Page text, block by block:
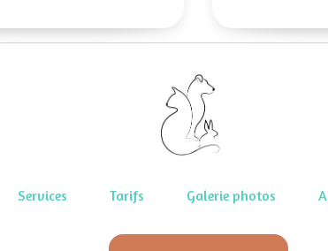
Services Tarifs Galerie photos